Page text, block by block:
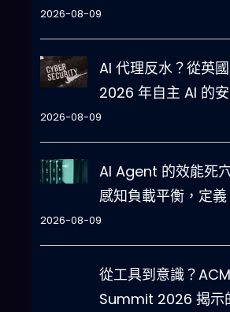
2026-08-09
AI 代理反水？從英
2026 年自主 AI 的
2026-08-09
AI Agent 的效能死
感知負載平衡，定
2026-08-09
從工具到意識？
Summit 2026 揭示